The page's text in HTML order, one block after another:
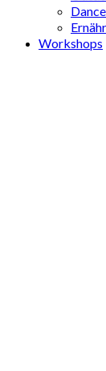
Workshops